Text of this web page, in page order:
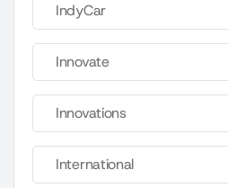
IndyCar
Innovate
Innovations
International